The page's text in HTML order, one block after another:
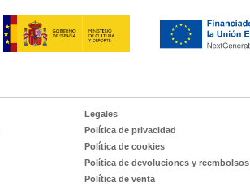
Legales
Política de privacidad
Política de cookies
Política de devoluciones y reembolsos
Política de venta